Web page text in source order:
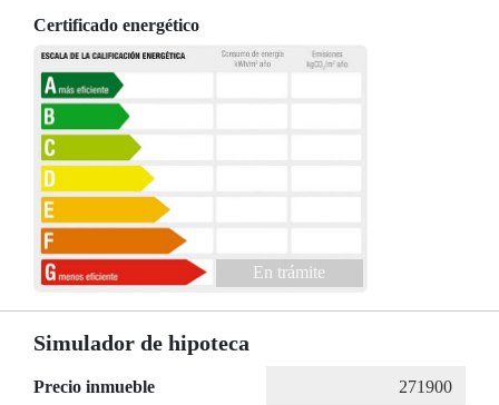
Certificado energético
En trámite
Simulador de hipoteca
Precio inmueble